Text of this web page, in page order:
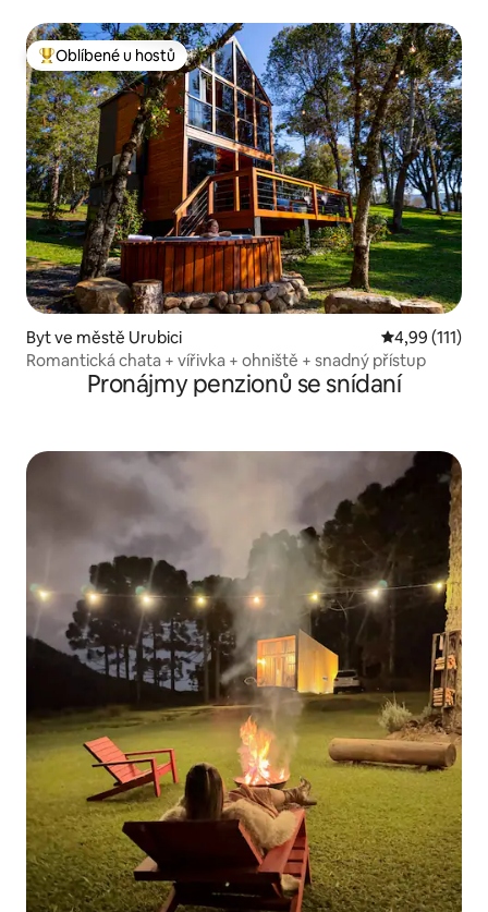
Nejlepší v kategorii Oblíbené u hostů
Oblíbené u hostů
Byt ve městě Urubici Průměrné
4,99 (111)
Romantická chata + vířivka + ohniště + snadný přístup
Pronájmy penzionů se snídaní